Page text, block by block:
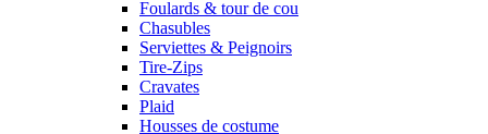
Foulards & tour de cou
Chasubles
Serviettes & Peignoirs
Tire-Zips
Cravates
Plaid
Housses de costume